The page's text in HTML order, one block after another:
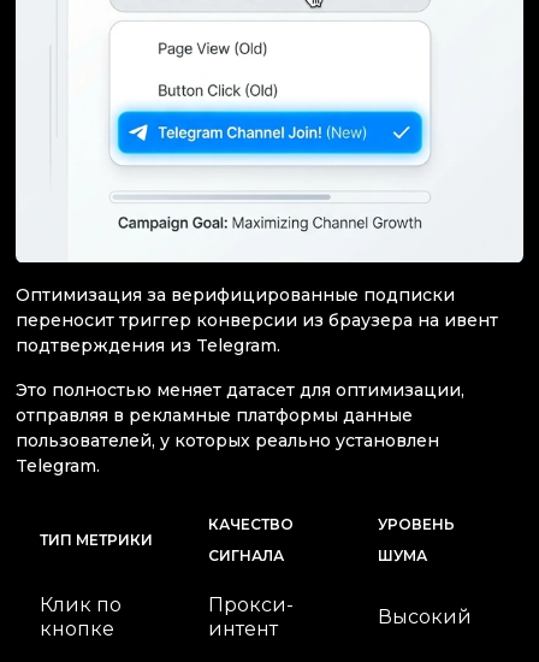
Оптимизация за верифицированные подписки
переносит триггер конверсии из браузера на ивент
подтверждения из Telegram.
Это полностью меняет датасет для оптимизации,
отправляя в рекламные платформы данные
пользователей, у которых реально установлен
Telegram.
ТИП МЕТРИКИ
КАЧЕСТВО
СИГНАЛА
УРОВЕНЬ
ШУМА
Клик по
кнопке
Прокси-
интент
Высокий